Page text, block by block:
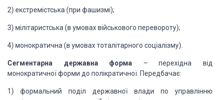
2) екстремістська (при фашизмі);
3) мілітаристська (в умовахвійськового перевороту);
4) монократична (в умовахтоталітарного соціалізму).
Сегментарна державна форма – перехідна від
монократичної форми до полікратичної. Передбачає:
1) формальний поділ державної влади по управлінню